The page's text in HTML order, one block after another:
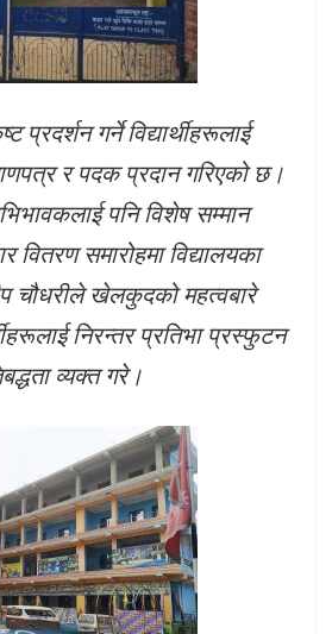
प्रदर्शन गर्ने विद्यार्थीहरूलाई
र पदक प्रदान गरिएको छ।
पनि विशेष सम्मान
वितरण समारोहमा विद्यालयका
चौधरीले खेलकुदको महत्वबारे
निरन्तर प्रतिभा प्रस्फुटन
व्यक्त गरे।